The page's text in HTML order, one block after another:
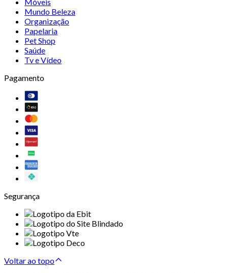
Mundo Beleza
Organização
Papelaria
Pet Shop
Saúde
Tv e Vídeo
Pagamento
Segurança
Voltar ao topo